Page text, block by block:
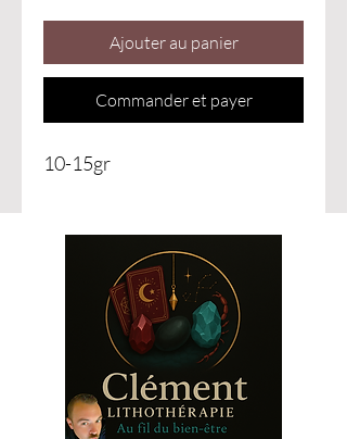
Ajouter au panier
Commander et payer
10-15gr